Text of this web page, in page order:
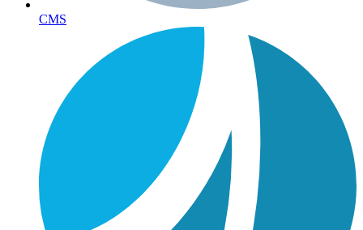
CMS